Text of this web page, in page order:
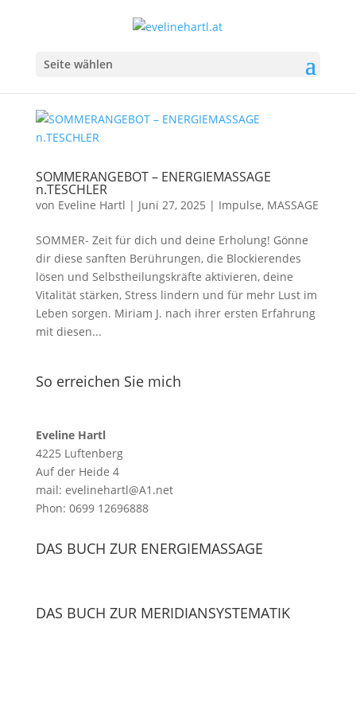
Seite wählen
SOMMERANGEBOT – ENERGIEMASSAGE
n.TESCHLER
von Eveline Hartl | Juni 27, 2025 | Impulse, MASSAGE
SOMMER- Zeit für dich und deine Erholung! Gönne
dir diese sanften Berührungen, die Blockierendes
lösen und Selbstheilungskräfte aktivieren, deine
Vitalität stärken, Stress lindern und für mehr Lust im
Leben sorgen. Miriam J. nach ihrer ersten Erfahrung
mit diesen...
So erreichen Sie mich
Eveline Hartl
4225 Luftenberg
Auf der Heide 4
mail: evelinehartl@A1.net
Phon: 0699 12696888
DAS BUCH ZUR ENERGIEMASSAGE
DAS BUCH ZUR MERIDIANSYSTEMATIK